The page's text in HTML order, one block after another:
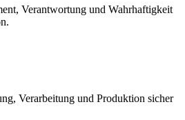
Verantwortung und Wahrhaftigkeit
Verarbeitung und Produktion sicher